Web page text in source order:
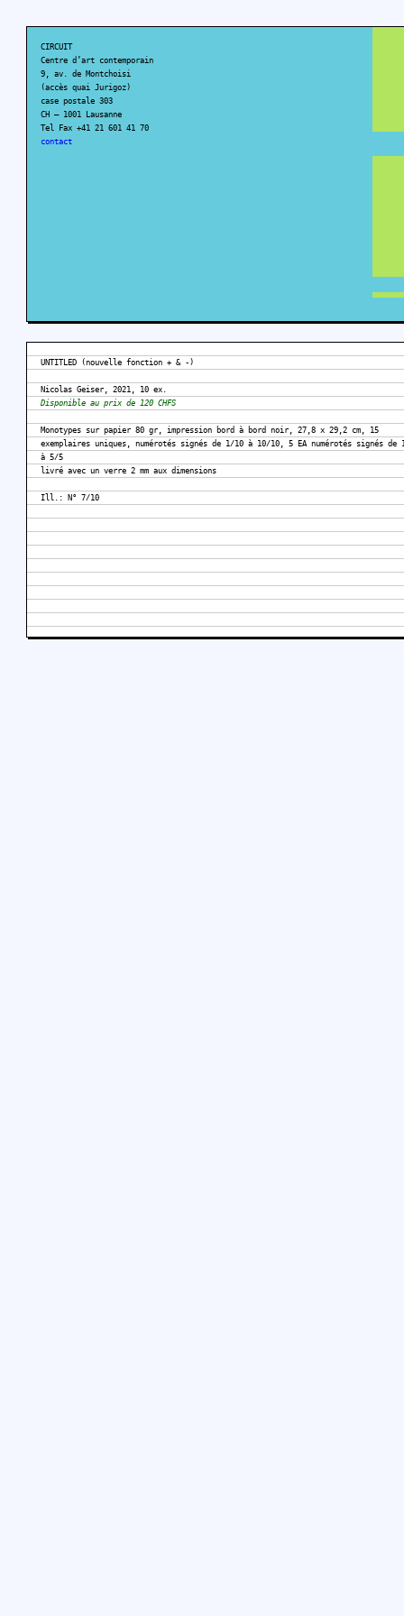
CIRCUIT
Centre d’art contemporain
9, av. de Montchoisi
(accès quai Jurigoz)
case postale 303
CH – 1001 Lausanne
Tel Fax +41 21 601 41 70
contact
UNTITLED (nouvelle fonction + & -)
Nicolas Geiser, 2021, 10 ex.
Disponible au prix de 120 CHFS
Monotypes sur papier 80 gr, impression bord à bord noir, 27,8 x 29,2 cm, 15
exemplaires uniques, numérotés signés de 1/10 à 10/10, 5 EA numérotés signés de
à 5/5
livré avec un verre 2 mm aux dimensions
Ill.: N° 7/10